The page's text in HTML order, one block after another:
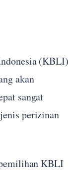
(KBLI)
akan
sangat
perizinan
KBLI